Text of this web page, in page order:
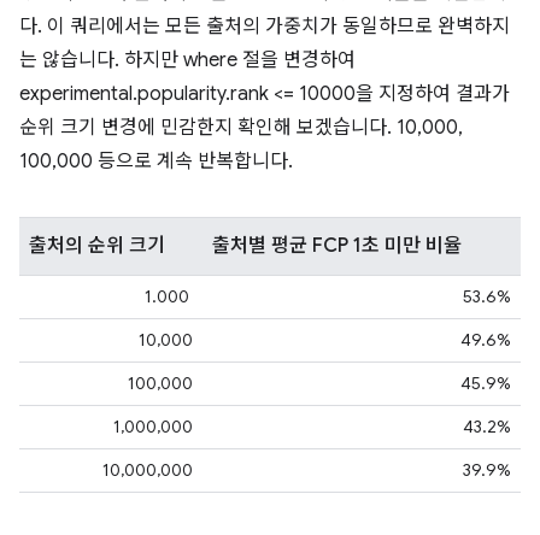
다. 이 쿼리에서는 모든 출처의 가중치가 동일하므로 완벽하지
는 않습니다. 하지만 where 절을 변경하여
experimental.popularity.rank <= 10000을 지정하여 결과가
순위 크기 변경에 민감한지 확인해 보겠습니다. 10,000,
100,000 등으로 계속 반복합니다.
출처의 순위 크기 출처별 평균 FCP 1초 미만 비율
1.000
53.6%
10,000
49.6%
100,000
45.9%
1,000,000
43.2%
10,000,000
39.9%